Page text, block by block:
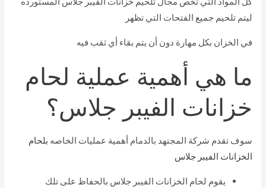
ليتم تلحيم جميع الفتحات التي تظهر
في الخزان بكل مهارة دون أن يتم بقاء أي ثقب فيه
ما هي أهمية عملية لحام
خزانات الفيبر جلاس؟
سوف تقدم شركة المجتهد بالدمام أهمية عمليات الخاصه بلحام
الخزانات الفيبر جلاس
يقوم لحام الخزانات الفيبر جلاس بالحفاظ على تلك